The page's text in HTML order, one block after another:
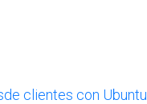
clientes con Ubuntu